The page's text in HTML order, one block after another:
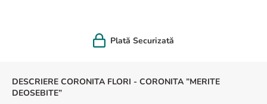
Plată Securizată
DESCRIERE CORONITA FLORI - CORONITA ”MERITE
DEOSEBITE”